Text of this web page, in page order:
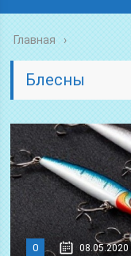
Главная
Блесны
0 08.05.2020